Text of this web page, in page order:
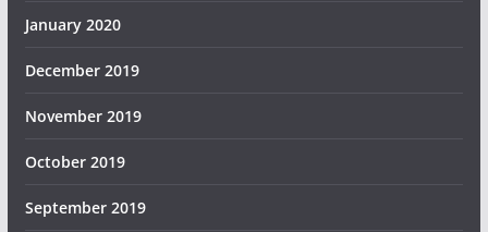
January 2020
December 2019
November 2019
October 2019
September 2019